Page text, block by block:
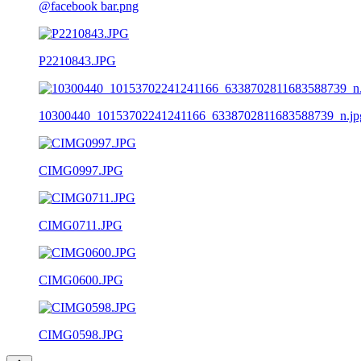
@facebook bar.png
P2210843.JPG
CIMG0997.JPG
CIMG0711.JPG
CIMG0600.JPG
CIMG0598.JPG